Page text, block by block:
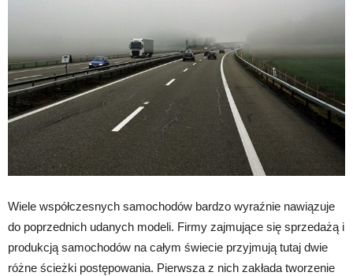
Wiele współczesnych samochodów bardzo wyraźnie nawiązuje
do poprzednich udanych modeli. Firmy zajmujące się sprzedażą i
produkcją samochodów na całym świecie przyjmują tutaj dwie
różne ścieżki postępowania. Pierwsza z nich zakłada tworzenie